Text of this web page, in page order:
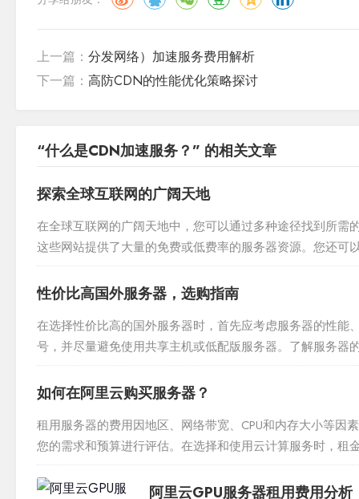
上一篇： 分发网络）加速服务费用解析
下一篇： 高防CDN的性能优化策略探讨
“什么是CDN加速服务？” 的相关文章
探索全球互联网的广阔天地
在全球互联网的广阔天地中，您可以通过多种途径找到所需
这些网站提供了大量的免费或低费率的服务器资源。您还可
会分享他们使用的免费服务器地址。在全球化...
性价比高国外服务器，选购指南
在选择性价比高的国外服务器时，首先应考虑服务器的性能
号，并尽量避免使用共享主机或低配版服务器。了解服务
格和用户评价来做出决策。随着互联网技术的发展，国内外
如何在阿里云购买服务器？
租用服务器的费用因地区、网络带宽、CPU和内存大小等
您的需求和预算进行评估。在选择和使用云计算服务时，
务器类型、地理位置、网络带宽、存储容量以及所选云服务
阿里云GPU服务器租用费用分析